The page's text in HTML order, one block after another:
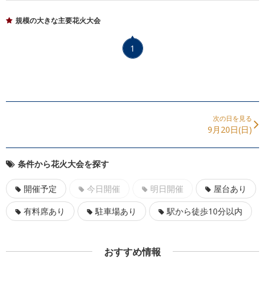
規模の大きな主要花火大会
1
次の日を見る
9月20日(日)
条件から花火大会を探す
開催予定 今日開催 明日開催
屋台あり
有料席あり
駐車場あり 駅から徒歩10分以内
おすすめ情報